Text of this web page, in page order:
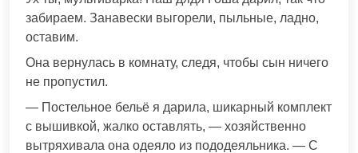
забираем. Занавески выгорели, пыльные, ладно,
оставим.
Она вернулась в комнату, следя, чтобы сын ничего
не пропустил.
— Постельное бельё я дарила, шикарный комплект
с вышивкой, жалко оставлять, — хозяйственно
вытряхивала она одеяло из пододеяльника. — С